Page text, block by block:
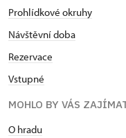
Prohlídkové okruhy
Návštěvní doba
Rezervace
Vstupné
MOHLO BY VÁS
O hradu